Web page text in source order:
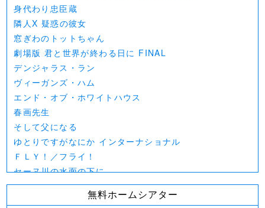
身代わり忠臣蔵
隣人X 疑惑の彼女
窓ぎわのトットちゃん
劇場版 君と世界が終わる日に FINAL
デンジャラス・ラン
ヴィーガンズ・ハム
エンド・オブ・ホワイトハウス
春画先生
そして父になる
ゆとりですがなにか インターナショナル
ＦＬＹ！／フライ！
セーヌ川の水面の下に
北極百貨店のコンシェルジュさん
好きでも嫌いなあまのじゃく無料ホームシアター